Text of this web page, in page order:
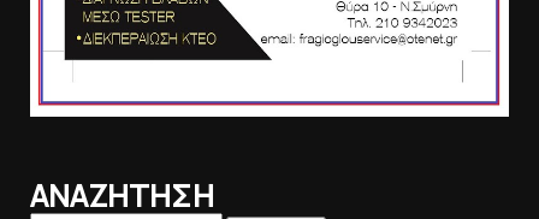
ΑΝΑΖΗΤΗΣΗ